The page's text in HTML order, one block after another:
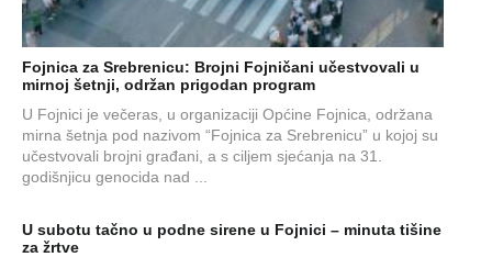
Fojnica za Srebrenicu: Brojni Fojničani učestvovali u
mirnoj šetnji, održan prigodan program
U Fojnici je večeras, u organizaciji Općine Fojnica, održana
mirna šetnja pod nazivom “Fojnica za Srebrenicu” u kojoj su
učestvovali brojni građani, a s ciljem sjećanja na 31.
godišnjicu genocida nad ...
U subotu tačno u podne sirene u Fojnici – minuta tišine
za žrtve